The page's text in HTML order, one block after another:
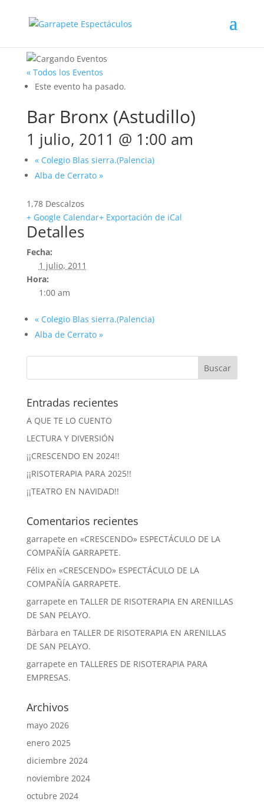
« Todos los Eventos
Este evento ha pasado.
Bar Bronx (Astudillo)
1 julio, 2011 @ 1:00 am
«Colegio Blas sierra.(Palencia)
Alba de Cerrato »
1,78 Descalzos
+ Google Calendar+ Exportación de iCal
Detalles
Fecha:
1 julio, 2011
Hora:
1:00 am
«Colegio Blas sierra.(Palencia)
Alba de Cerrato »
Entradas recientes
A QUE TE LO CUENTO
LECTURA Y DIVERSIÓN
¡¡CRESCENDO EN 2024!!
¡¡RISOTERAPIA PARA 2025!!
¡¡TEATRO EN NAVIDAD!!
Comentarios recientes
garrapete en «CRESCENDO» ESPECTÁCULO DE LA
COMPAÑÍA GARRAPETE.
Félixen «CRESCENDO» ESPECTÁCULO DE LA
COMPAÑÍA GARRAPETE.
garrapete en TALLER DE RISOTERAPIA EN ARENILLAS
DE SAN PELAYO.
Bárbara en TALLER DE RISOTERAPIA EN ARENILLAS
DE SAN PELAYO.
garrapete en TALLERES DE RISOTERAPIA PARA
EMPRESAS.
Archivos
mayo 2026
enero 2025
diciembre 2024
noviembre 2024
octubre 2024